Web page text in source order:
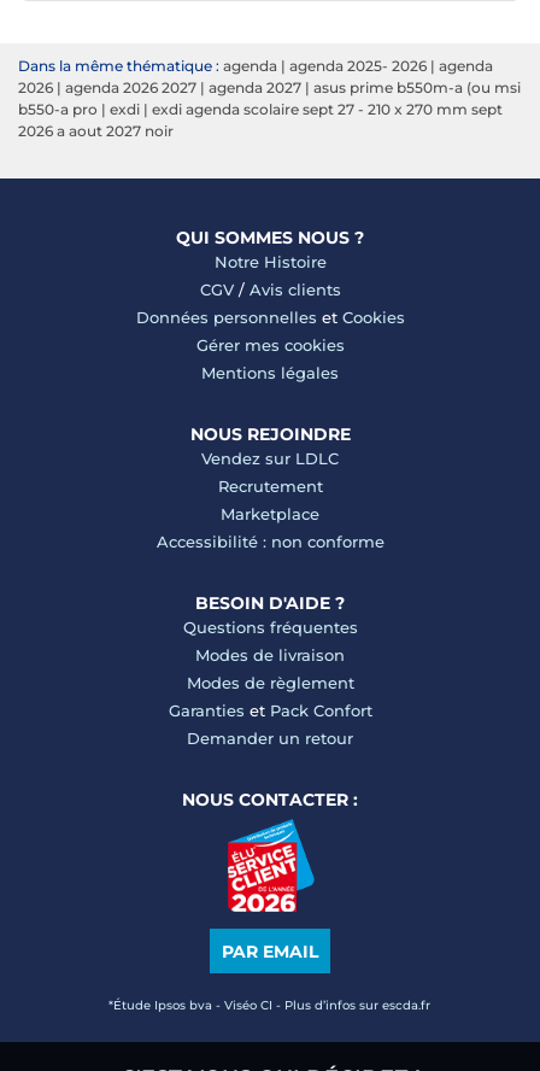
Dans la même thématique : agenda | agenda 2025- 2026 | agenda
2026 | agenda 2026 2027 | agenda 2027 | asus prime b550m-a (ou msi
b550-a pro | exdi | exdi agenda scolaire sept 27 - 210 x 270 mm sept
2026 a aout 2027 noir
QUI SOMMES NOUS ?
Notre Histoire
CGV/ Avis clients
Données personnelles et Cookies
Gérer mes cookies
Mentions légales
NOUS REJOINDRE
Vendez sur LDLC
Recrutement
Marketplace
Accessibilité : non conforme
BESOIN D'AIDE ?
Questions fréquentes
Modes de livraison
Modes de règlement
Garanties et Pack Confort
Demander un retour
NOUS CONTACTER :
PAR EMAIL
*Étude Ipsos bva - Viséo CI - Plus d’infos sur escda.fr